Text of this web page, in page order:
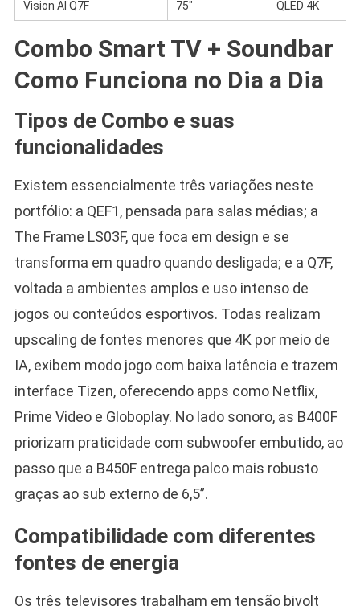
Vision AI Q7F 75″ QLED 4K
Combo Smart TV + Soundbar
Como Funciona no Dia a Dia
Tipos de Combo e suas
funcionalidades
Existem essencialmente três variações neste
portfólio: a QEF1, pensada para salas médias; a
The Frame LS03F, que foca em design e se
transforma em quadro quando desligada; e a Q7F,
voltada a ambientes amplos e uso intenso de
jogos ou conteúdos esportivos. Todas realizam
upscaling de fontes menores que 4K por meio de
IA, exibem modo jogo com baixa latência e trazem
interface Tizen, oferecendo apps como Netflix,
Prime Video e Globoplay. No lado sonoro, as B400F
priorizam praticidade com subwoofer embutido, ao
passo que a B450F entrega palco mais robusto
graças ao sub externo de 6,5”.
Compatibilidade com diferentes
fontes de energia
Os três televisores trabalham em tensão bivolt